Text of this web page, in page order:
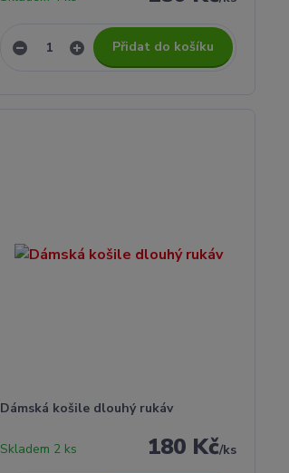
Přidat do košíku
Dámská košile dlouhý rukáv
180 Kč/ks
Skladem 2 ks